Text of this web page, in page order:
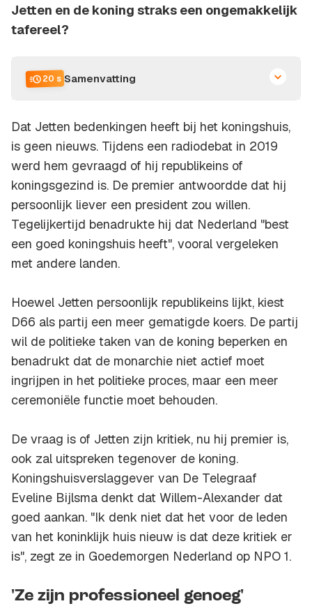
Jetten en de koning straks een ongemakkelijk
tafereel?
20 s Samenvatting
Dat Jetten bedenkingen heeft bij het koningshuis,
is geen nieuws. Tijdens een radiodebat in 2019
werd hem gevraagd of hij republikeins of
koningsgezind is. De premier antwoordde dat hij
persoonlijk liever een president zou willen.
Tegelijkertijd benadrukte hij dat Nederland "best
een goed koningshuis heeft", vooral vergeleken
met andere landen.
Hoewel Jetten persoonlijk republikeins lijkt, kiest
D66 als partij een meer gematigde koers. De partij
wil de politieke taken van de koning beperken en
benadrukt dat de monarchie niet actief moet
ingrijpen in het politieke proces, maar een meer
ceremoniële functie moet behouden.
De vraag is of Jetten zijn kritiek, nu hij premier is,
ook zal uitspreken tegenover de koning.
Koningshuisverslaggever van De Telegraaf
Eveline Bijlsma denkt dat Willem-Alexander dat
goed aankan. "Ik denk niet dat het voor de leden
van het koninklijk huis nieuw is dat deze kritiek er
is", zegt ze in Goedemorgen Nederland op NPO 1.
'Ze zijn professioneel genoeg'